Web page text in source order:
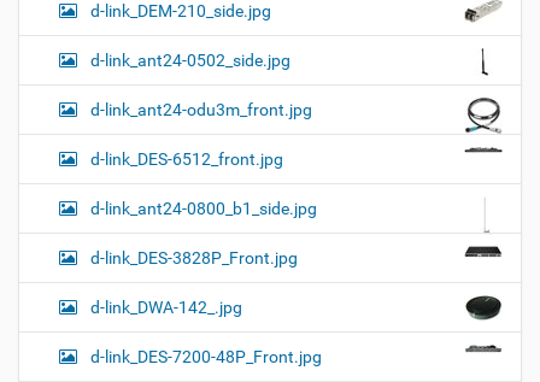
d-link_DEM-210_side.jpg
d-link_ant24-0502_side.jpg
d-link_ant24-odu3m_front.jpg
d-link_DES-6512_front.jpg
d-link_ant24-0800_b1_side.jpg
d-link_DES-3828P_Front.jpg
d-link_DWA-142_.jpg
d-link_DES-7200-48P_Front.jpg